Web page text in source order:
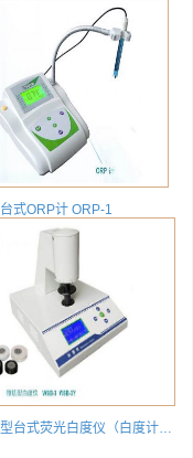
台式ORP计 ORP-1
WSB-3Y型台式荧光白度仪（白度计）物质总体白度为R457